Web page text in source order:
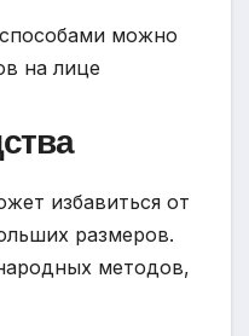
избавиться от
размеров.
методов,